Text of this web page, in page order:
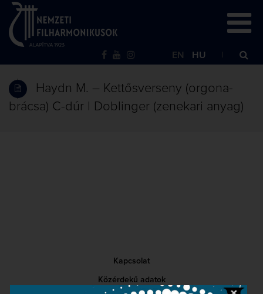
EN HU
Haydn M. – Kettősverseny (orgona-
brácsa) C-dúr | Doblinger (zenekari anyag)
Kapcsolat
Közérdekű adatok